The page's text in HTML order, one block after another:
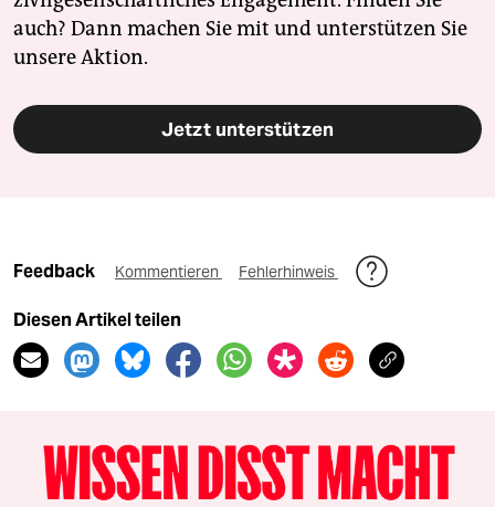
auch? Dann machen Sie mit und unterstützen Sie
unsere Aktion.
Jetzt unterstützen
Feedback Kommentieren Fehlerhinweis
Diesen Artikel teilen